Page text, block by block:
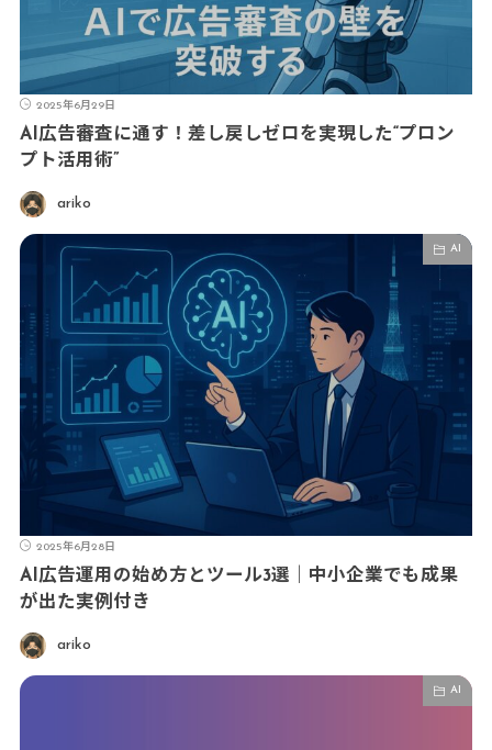
2025年6月29日
AI広告審査に通す！差し戻しゼロを実現した“プロン
プト活用術”
ariko
AI
2025年6月28日
AI広告運用の始め方とツール3選｜中小企業でも成果
が出た実例付き
ariko
AI